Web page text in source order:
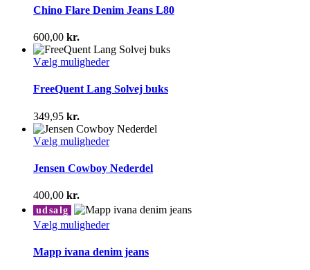
varesiden
399,95 kr..100,00 kr..
har
Mulighederne
kan
vælges
varesiden
Chino Flare Denim Jeans L80
600,00 kr.
Vælg mulighederDette
har
flere
Mulighederne
kan
vælges
varesiden
FreeQuent Lang Solvej buks
349,95 kr.
Vælg mulighederDette
har
kan
vælges
varesiden
Jensen Cowboy Nederdel
400,00 kr.
udsalg
Vælg mulighederDette
har
flere
Mapp ivana denim jeans